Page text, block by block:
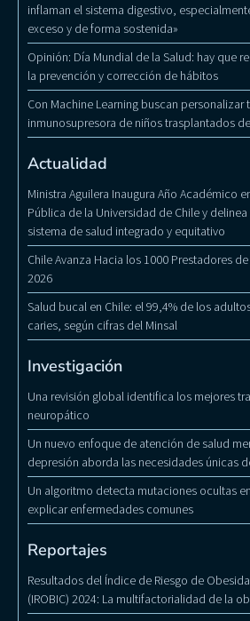
inflaman el sistema digestivo,
exceso y de forma sostenida»
Opinión: Día Mundial de la Salud: hay que
la prevención y corrección de hábitos
Con Machine Learning buscan personalizar
inmunosupresora de niños trasplantados
Actualidad
Ministra Aguilera Inaugura Año Académico
Pública de la Universidad de Chile y
sistema de salud integrado y equitativo
Chile Avanza Hacia los 1000 Prestadores
2026
Salud bucal en Chile: el 99,4% de los
caries, según cifras del Minsal
Investigación
Una revisión global identifica los mejores
neuropático
Un nuevo enfoque de atención de salud
depresión aborda las necesidades únicas
Un algoritmo detecta mutaciones ocultas
explicar enfermedades comunes
Reportajes
Resultados del Índice de Riesgo de
(IROBIC) 2024: La multifactorialidad de la